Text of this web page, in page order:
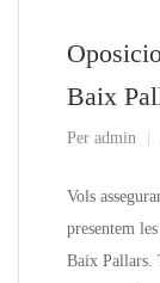
Baix
Per admin
Vols
presentem
Baix Pallars.